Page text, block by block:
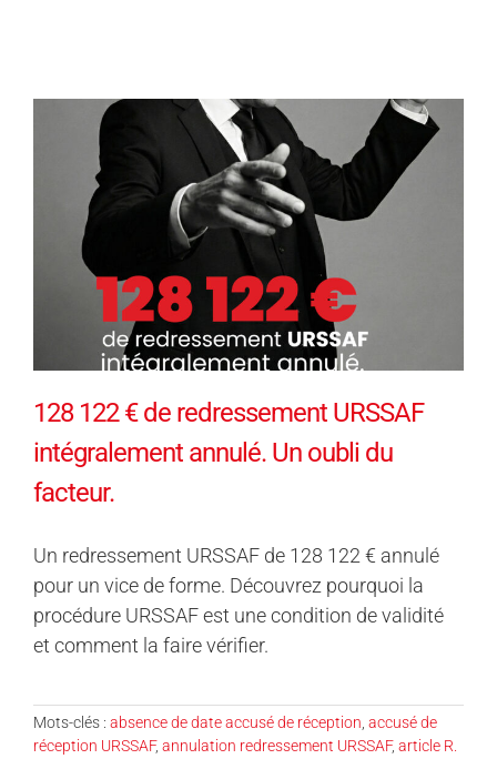
128 122 € de redressement URSSAF
intégralement annulé. Un oubli du
facteur.
Un redressement URSSAF de 128 122 € annulé
pour un vice de forme. Découvrez pourquoi la
procédure URSSAF est une condition de validité
et comment la faire vérifier.
Mots-clés : absence de date accusé de réception accusé de
réception URSSAF, annulation redressement URSSAF, article R.